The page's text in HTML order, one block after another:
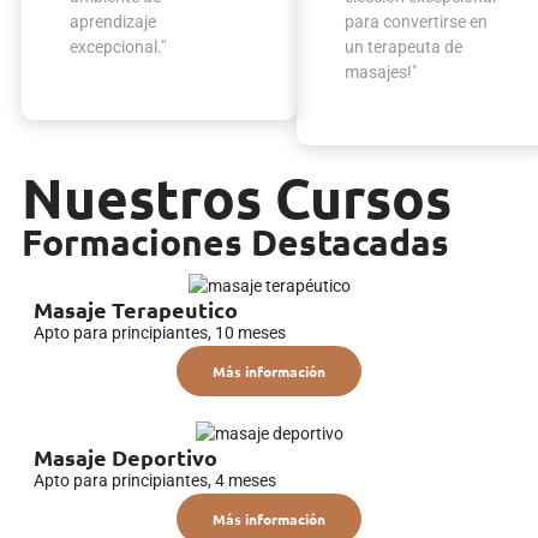
aprendizaje
excepcional."
para convertirse en
un terapeuta de
masajes!"
Nuestros Cursos
Formaciones Destacadas
Masaje Terapeutico
Apto para principiantes, 10 meses
Más información
Masaje Deportivo
Apto para principiantes, 4 meses
Más información